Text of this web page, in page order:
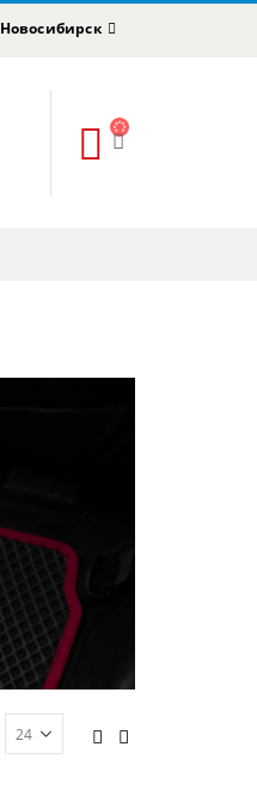
Новосибирск